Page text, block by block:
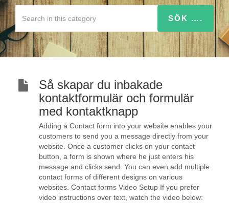
Så skapar du inbakade
kontaktformulär och formulär
med kontaktknapp
Adding a Contact form into your website enables your
customers to send you a message directly from your
website. Once a customer clicks on your contact
button, a form is shown where he just enters his
message and clicks send. You can even add multiple
contact forms of different designs on various
websites. Contact forms Video Setup If you prefer
video instructions over text, watch the video below: